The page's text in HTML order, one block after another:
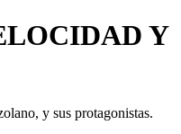
Y
y sus protagonistas.